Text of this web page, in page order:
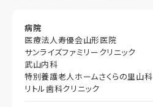
病院
医療法人寿優会山形医院
サンライズファミリークリニック
武山内科
特別養護老人ホームさくらの里山科
リトル歯科クリニック